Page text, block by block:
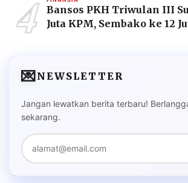
4
Bansos PKH Triwulan III
Juta KPM, Sembako ke 12
💌NEWSLETTER
Jangan lewatkan berita terbaru!
sekarang.